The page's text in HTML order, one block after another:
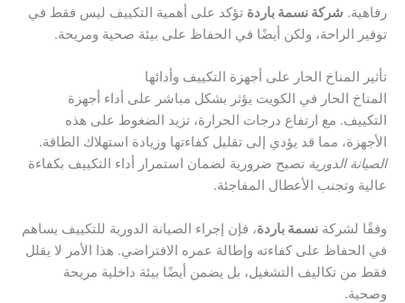
رفاهية. شركة نسمة باردة تؤكد على أهمية التكييف ليس فقط في
توفير الراحة، ولكن أيضًا في الحفاظ على بيئة صحية ومريحة.
تأثير المناخ الحار على أجهزة التكييف وأدائها
المناخ الحار في الكويت يؤثر بشكل مباشر على أداء أجهزة
التكييف. مع ارتفاع درجات الحرارة، تزيد الضغوط على هذه
الأجهزة، مما قد يؤدي إلى تقليل كفاءتها وزيادة استهلاك الطاقة.
الصيانة الدورية تصبح ضرورية لضمان استمرار أداء التكييف بكفاءة
عالية وتجنب الأعطال المفاجئة.
وفقًا لشركة نسمة باردة، فإن إجراء الصيانة الدورية للتكييف يساهم
في الحفاظ على كفاءته وإطالة عمره الافتراضي. هذا الأمر لا يقلل
فقط من تكاليف التشغيل، بل يضمن أيضًا بيئة داخلية مريحة
وصحية.